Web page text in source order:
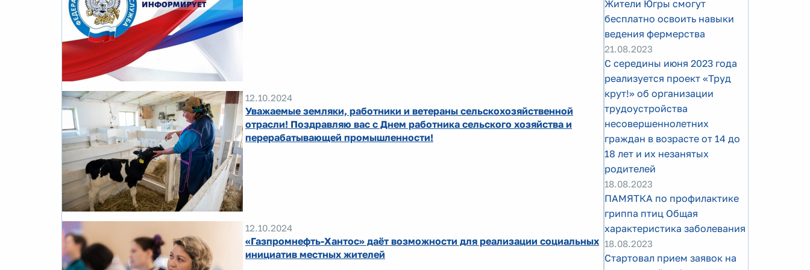
12.10.2024
Уважаемые земляки, работники и ветераны сельскохозяйственной
отрасли! Поздравляю вас с Днем работника сельского хозяйства и
перерабатывающей промышленности!
12.10.2024
«Газпромнефть-Хантос» даёт возможности для реализации социальных
инициатив местных жителей
Жители Югры смогут
бесплатно освоить навыки
ведения фермерства
21.08.2023
С середины июня 2023 года
реализуется проект «Труд
крут!» об организации
трудоустройства
несовершеннолетних
граждан в возрасте от 14 до
18 лет и их незанятых
родителей
18.08.2023
ПАМЯТКА по профилактике
гриппа птиц Общая
характеристика заболевания
18.08.2023
Стартовал прием заявок на